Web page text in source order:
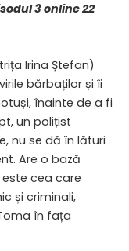
3 online 22
Irina Ștefan)
bărbaților și îi
înainte de a fi
un polițist
nu se dă în lături
Are o bază
cea care
și criminali,
în fața